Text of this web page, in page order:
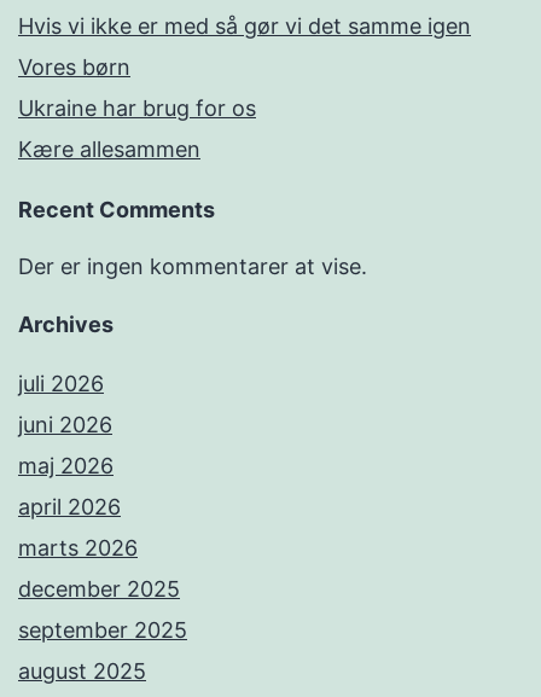
Hvis vi ikke er med så gør vi det samme igen
Vores børn
Ukraine har brug for os
Kære allesammen
Recent Comments
Der er ingen kommentarer at vise.
Archives
juli 2026
juni 2026
maj 2026
april 2026
marts 2026
december 2025
september 2025
august 2025